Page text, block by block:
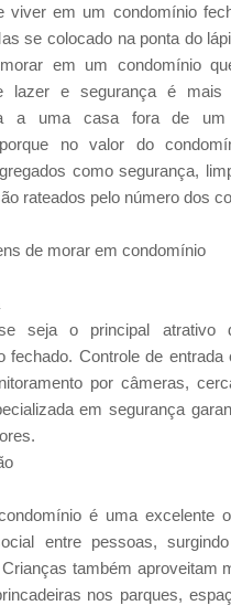
viver em um condomínio
se colocado na ponta do
em um condomínio
lazer e segurança é mais
a uma casa fora de um
no valor do
como segurança,
rateados pelo número dos
de morar em condomínio
seja o principal atrativo
fechado. Controle de
por câmeras,
em segurança
é uma excelente
entre pessoas,
também aproveitam
nos parques,